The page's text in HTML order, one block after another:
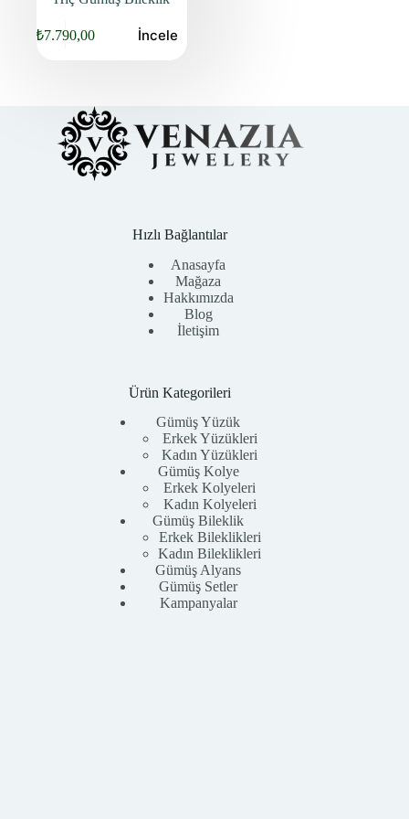
Orijinal
₺7.790,00
Şu
İncele
Hızlı Bağlantılar
Anasayfa
Mağaza
Hakkımızda
Blog
İletişim
Ürün Kategorileri
Gümüş Yüzük
Erkek Yüzükleri
Kadın Yüzükleri
Gümüş Kolye
Erkek Kolyeleri
Kadın Kolyeleri
Gümüş Bileklik
Erkek Bileklikleri
Kadın Bileklikleri
Gümüş Alyans
Gümüş Setler
Kampanyalar